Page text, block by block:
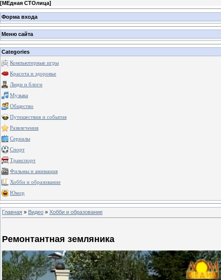
[МЕдная СТОлица]
Форма входа
Меню сайта
Categories
Компьютерные игры
Красота и здоровье
Люди и блоги
Музыка
Общество
Путешествия и события
Развлечения
Сериалы
Спорт
Транспорт
Фильмы и анимация
Хобби и образование
Юмор
Главная » Видео » Хобби и образование
Ремонтантная земляника